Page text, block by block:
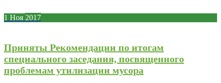
1 Ноя 2017
Приняты Рекомендации по итогам
специального заседания, посвященного
проблемам утилизации мусора